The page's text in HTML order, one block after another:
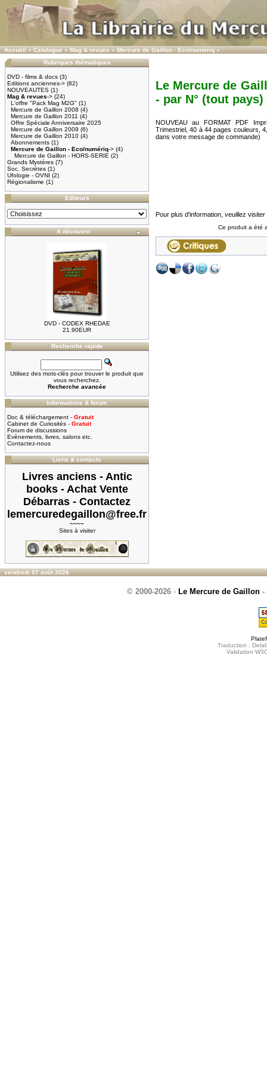
Accueil»Catalogue»Mag & revues»Mercure de Gaillon - Eco/numériq»
Rubriques thématiques
DVD - films & docs (3)
Editions anciennes-> (82)
NOUVEAUTES (1)
Mag & revues-> (24)
L'offre "Pack Mag M2G" (1)
Mercure de Gaillon 2008 (4)
Mercure de Gaillon 2011 (4)
Offre Spéciale Anniversaire 2025
Mercure de Gaillon 2009 (6)
Mercure de Gaillon 2010 (4)
Abonnements (1)
Mercure de Gaillon - Eco/numériq-> (4)
Mercure de Gaillon - HORS-SERIE (2)
Grands Mystères (7)
Soc. Secrètes (1)
Ufologie - OVNI (2)
Régionalisme (1)
Editeurs
A découvrir
DVD - CODEX RHEDAE
21.90EUR
Recherche rapide
Utilisez des mots-clés pour trouver le produit que
vous recherchez.
Recherche avancée
Informations & forum
Doc & téléchargement - Gratuit
Cabinet de Curiosités - Gratuit
Forum de discussions
Evènements, livres, salons etc.
Contactez-nous
Liens & contacts
Livres anciens - Antic
books - Achat Vente
Débarras - Contactez
lemercuredegaillon@free.fr
~~~~
Sites à visiter
Le Mercure de
- par N° (tout pays)
NOUVEAU au FORMAT PDF
Trimestriel, 40 à 44 pages couleurs,
dans votre message de commande)
Pour plus d'information, veuillez
Ce produit a été
vendredi 07 août 2026
© 2000-2026 - Le Mercure de Gaillon -
Traduction :
Validation